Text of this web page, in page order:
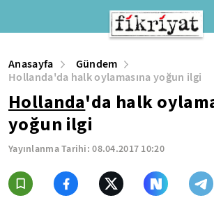
Anasayfa
Gündem
Hollanda'da halk oylamasına yoğun ilgi
Hollanda'da halk
yoğun ilgi
Yayınlanma Tarihi:08.04.2017 10:20